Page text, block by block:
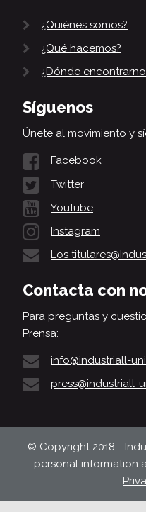
¿Quiénes somos?
¿Qué hacemos?
¿Dónde
Síguenos
Únete al movimiento y
Facebook
Twitter
Youtube
Instagram
Los
Contacta con
Para preguntas y
Prensa:
info@industriall-
press@industriall-
© Copyright 2018 -
personal information